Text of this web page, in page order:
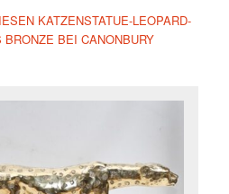
KATZENSTATUE-LEOPARD-
BRONZE BEI CANONBURY